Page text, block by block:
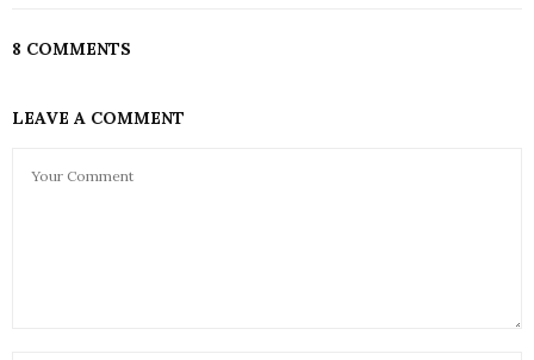
8 COMMENTS
LEAVE A COMMENT